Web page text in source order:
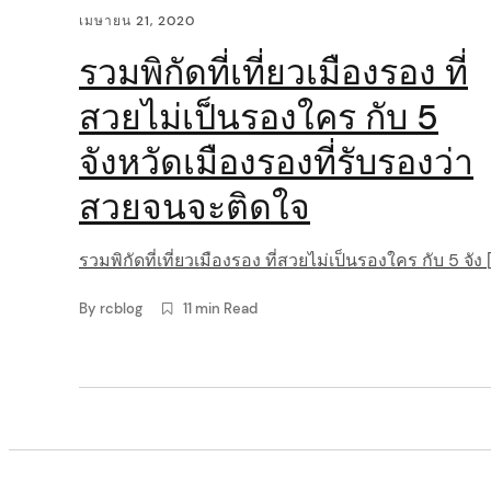
เมษายน 21, 2020
รวมพิกัดที่เที่ยวเมืองรอง ที่
สวยไม่เป็นรองใคร กับ 5
จังหวัดเมืองรองที่รับรองว่า
สวยจนจะติดใจ
รวมพิกัดที่เที่ยวเมืองรอง ที่สวยไม่เป็นรองใคร กับ 5 จัง
By rcblog 11 min Read